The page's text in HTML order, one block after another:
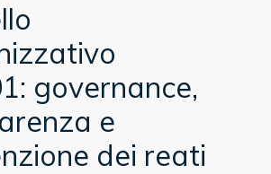
governance,
e
dei reati